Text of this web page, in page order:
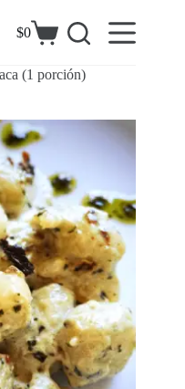
Carrito
compra
$0
(1 porción)